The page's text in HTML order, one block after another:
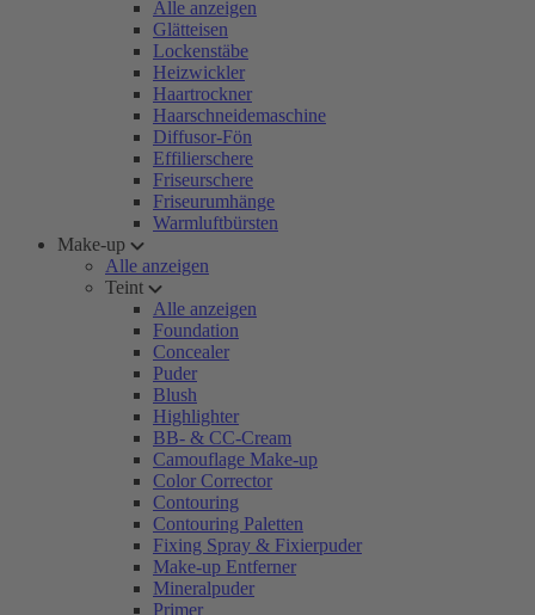
Alle anzeigen
Glätteisen
Lockenstäbe
Heizwickler
Haartrockner
Haarschneidemaschine
Diffusor-Fön
Effilierschere
Friseurschere
Friseurumhänge
Warmluftbürsten
Make-up
Alle anzeigen
Teint
Alle anzeigen
Foundation
Concealer
Puder
Blush
Highlighter
BB- & CC-Cream
Camouflage Make-up
Color Corrector
Contouring
Contouring Paletten
Fixing Spray & Fixierpuder
Make-up Entferner
Mineralpuder
Primer